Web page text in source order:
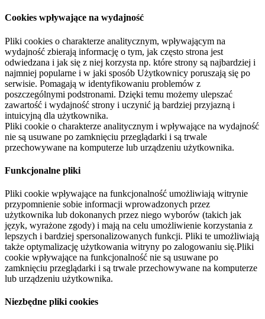
Cookies wpływające na wydajność
Pliki cookies o charakterze analitycznym, wpływającym na
wydajność zbierają informację o tym, jak często strona jest
odwiedzana i jak się z niej korzysta np. które strony są najbardziej i
najmniej popularne i w jaki sposób Użytkownicy poruszają się po
serwisie. Pomagają w identyfikowaniu problemów z
poszczególnymi podstronami. Dzięki temu możemy ulepszać
zawartość i wydajność strony i uczynić ją bardziej przyjazną i
intuicyjną dla użytkownika.
Pliki cookie o charakterze analitycznym i wpływające na wydajność
nie są usuwane po zamknięciu przeglądarki i są trwale
przechowywane na komputerze lub urządzeniu użytkownika.
Funkcjonalne pliki
Pliki cookie wpływające na funkcjonalność umożliwiają witrynie
przypomnienie sobie informacji wprowadzonych przez
użytkownika lub dokonanych przez niego wyborów (takich jak
język, wyrażone zgody) i mają na celu umożliwienie korzystania z
lepszych i bardziej spersonalizowanych funkcji. Pliki te umożliwiają
także optymalizację użytkowania witryny po zalogowaniu się.Pliki
cookie wpływające na funkcjonalność nie są usuwane po
zamknięciu przeglądarki i są trwale przechowywane na komputerze
lub urządzeniu użytkownika.
Niezbędne pliki cookies